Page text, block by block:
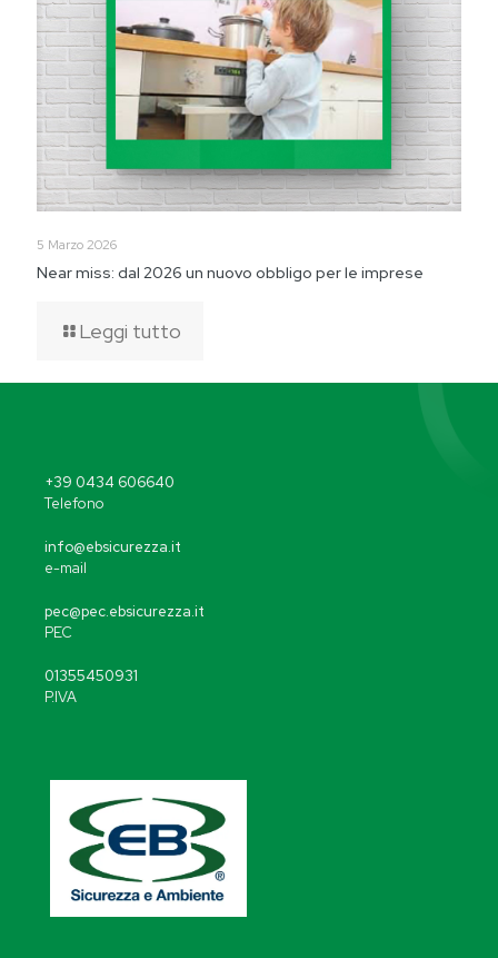
5 Marzo 2026
Near miss: dal 2026 un nuovo obbligo per le imprese
Leggi tutto
+39 0434 606640
Telefono
info@ebsicurezza.it
e-mail
pec@pec.ebsicurezza.it
PEC
01355450931
P.IVA